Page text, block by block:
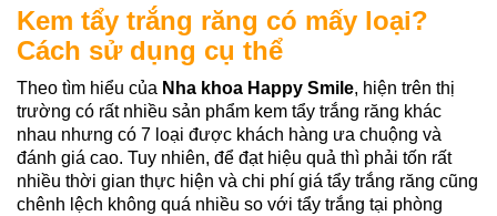
Kem tẩy trắng răng có mấy loại?
Cách sử dụng cụ thể
Theo tìm hiểu của Nha khoa Happy Smile, hiện trên thị
trường có rất nhiều sản phẩm kem tẩy trắng răng khác
nhau nhưng có 7 loại được khách hàng ưa chuộng và
đánh giá cao. Tuy nhiên, để đạt hiệu quả thì phải tốn rất
nhiều thời gian thực hiện và chi phí giá tẩy trắng răng cũng
chênh lệch không quá nhiều so với tẩy trắng tại phòng